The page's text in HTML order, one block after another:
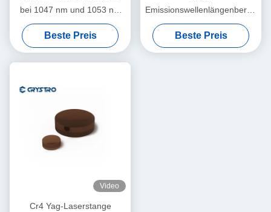
bei 1047 nm und 1053 nm
verwendet
Beste Preis
Emissionswellenlängenbereich
von 1350 nm bis 1600 nm in
Cr4 YAG Laser Kristallstab
für verschiedene
Beste Preis
Video
Cr4 Yag-Laserstange